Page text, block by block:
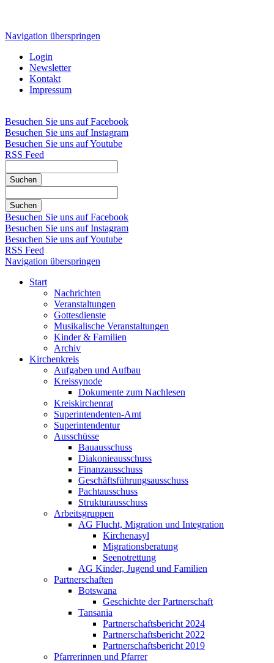
Navigation überspringen
Login
Newsletter
Kontakt
Impressum
Besuchen Sie uns auf Facebook
Besuchen Sie uns auf Instagram
Besuchen Sie uns auf Youtube
RSS Feed
Suchen
Suchen
Besuchen Sie uns auf Facebook
Besuchen Sie uns auf Instagram
Besuchen Sie uns auf Youtube
RSS Feed
Navigation überspringen
Start
Nachrichten
Veranstaltungen
Gottesdienste
Musikalische Veranstaltungen
Kinder & Familien
Archiv
Kirchenkreis
Aufgaben und Aufbau
Kreissynode
Dokumente zum Nachlesen
Kreiskirchenrat
Superintendenten-Amt
Superintendentur
Ausschüsse
Bauausschuss
Diakonieausschuss
Finanzausschuss
Geschäftsführungsausschuss
Pachtausschuss
Strukturausschuss
Arbeitsgruppen
AG Flucht, Migration und Integration
Kirchenasyl
Migrationsberatung
Seenotrettung
AG Kinder, Jugend und Familien
Partnerschaften
Botswana
Geschichte der Partnerschaft
Tansania
Partnerschaftsbericht 2024
Partnerschaftsbericht 2022
Partnerschaftsbericht 2019
Pfarrerinnen und Pfarrer